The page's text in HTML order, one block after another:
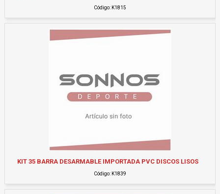
Código: K1815
KIT 35 BARRA DESARMABLE IMPORTADA PVC DISCOS LISOS
Código: K1839